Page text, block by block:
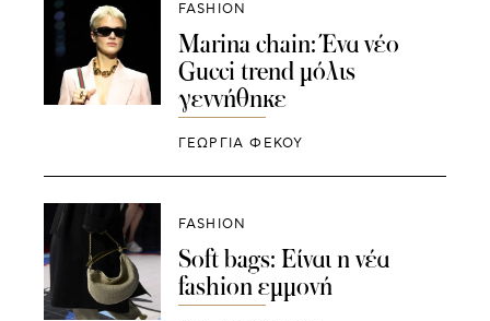
FASHION
Marina chain: Ένα νέο
Gucci trend μόλις
γεννήθηκε
ΓΕΩΡΓΙΑ ΦΕΚΟΥ
FASHION
Soft bags: Είναι η νέα
fashion εμμονή